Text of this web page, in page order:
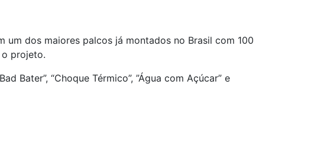
dos maiores palcos já montados no Brasil com 100
projeto.
Bater”, “Choque Térmico”, ”Água com Açúcar” e